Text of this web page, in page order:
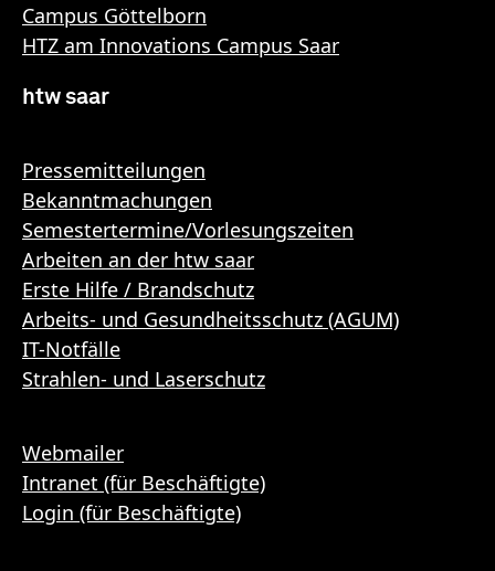
Campus Göttelborn
HTZ am Innovations Campus Saar
htw saar
Pressemitteilungen
Bekanntmachungen
Semestertermine/Vorlesungszeiten
Arbeiten an der htw saar
Erste Hilfe / Brandschutz
Arbeits- und Gesundheitsschutz (AGUM)
IT-Notfälle
Strahlen- und Laserschutz
Webmailer
Intranet (für Beschäftigte)
Login (für Beschäftigte)